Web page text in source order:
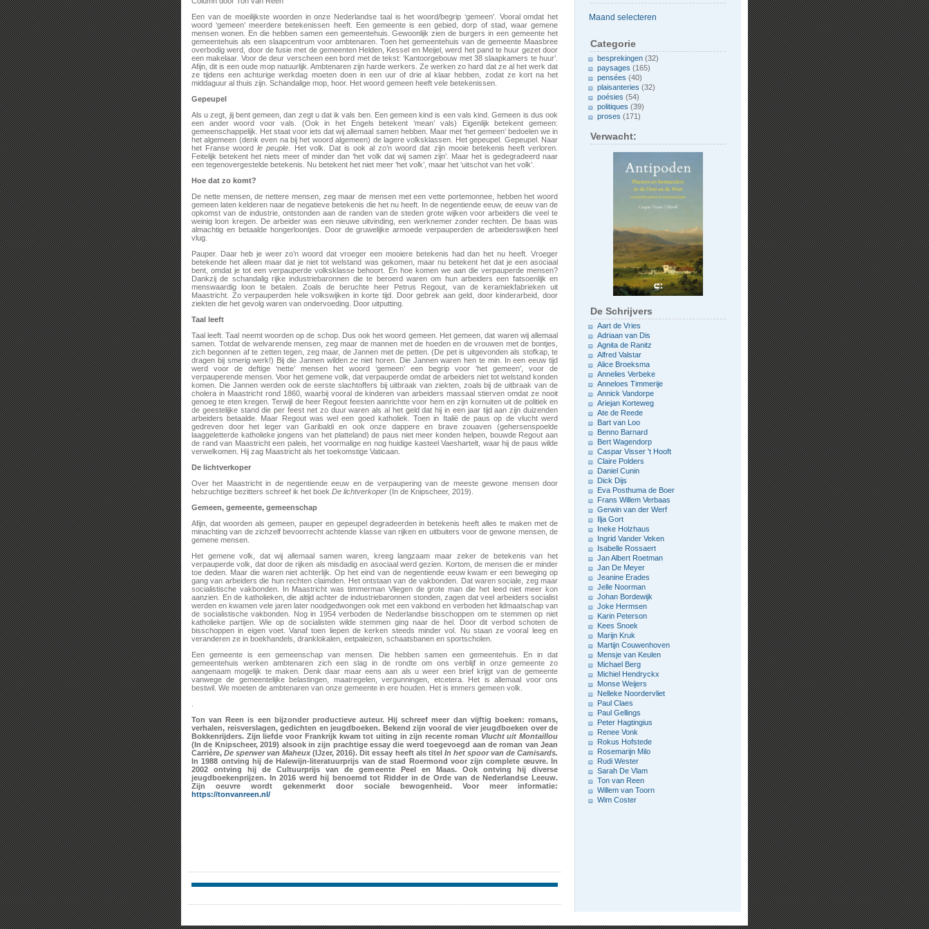
Een van de moeilijkste woorden in onze Nederlandse taal is het woord/begrip ‘gemeen’. Vooral omdat het
woord ‘gemeen’ meerdere betekenissen heeft. Een gemeente is een gebied, dorp of stad, waar gemene
mensen wonen. En die hebben samen een gemeentehuis. Gewoonlijk zien de burgers in een gemeente het
gemeentehuis als een slaapcentrum voor ambtenaren. Toen het gemeentehuis van de gemeente Maasbree
overbodig werd, door de fusie met de gemeenten Helden, Kessel en Meijel, werd het pand te huur gezet door
een makelaar. Voor de deur verscheen een bord met de tekst: ‘Kantoorgebouw met 38 slaapkamers te huur’.
Afijn, dit is een oude mop natuurlijk. Ambtenaren zijn harde werkers. Ze werken zo hard dat ze al het werk dat
ze tijdens een achturige werkdag moeten doen in een uur of drie al klaar hebben, zodat ze kort na het
middaguur al thuis zijn. Schandalige mop, hoor. Het woord gemeen heeft vele betekenissen.
Gepeupel
Als u zegt, jij bent gemeen, dan zegt u dat ik vals ben. Een gemeen kind is een vals kind. Gemeen is dus ook
een ander woord voor vals. (Ook in het Engels betekent ‘mean’ vals) Eigenlijk betekent gemeen:
gemeenschappelijk. Het staat voor iets dat wij allemaal samen hebben. Maar met ‘het gemeen’ bedoelen we in
het algemeen (denk even na bij het woord algemeen) de lagere volksklassen. Het gepeupel. Gepeupel. Naar
het Franse woordle peuple . Het volk. Dat is ook al zo’n woord dat zijn mooie betekenis heeft verloren.
Feitelijk betekent het niets meer of minder dan ‘het volk dat wij samen zijn’. Maar het is gedegradeerd naar
een tegenovergestelde betekenis. Nu betekent het niet meer ‘het volk’, maar het ‘uitschot van het volk’.
Hoe dat zo komt?
De nette mensen, de nettere mensen, zeg maar de mensen met een vette portemonnee, hebben het woord
gemeen laten kelderen naar de negatieve betekenis die het nu heeft. In de negentiende eeuw, de eeuw van de
opkomst van de industrie, ontstonden aan de randen van de steden grote wijken voor arbeiders die veel te
weinig loon kregen. De arbeider was een nieuwe uitvinding, een werknemer zonder rechten. De baas was
almachtig en betaalde hongerloontjes. Door de gruwelijke armoede verpauperden de arbeiderswijken heel
vlug.
Pauper. Daar heb je weer zo’n woord dat vroeger een mooiere betekenis had dan het nu heeft. Vroeger
betekende het alleen maar dat je niet tot welstand was gekomen, maar nu betekent het dat je een asociaal
bent, omdat je tot een verpauperde volksklasse behoort. En hoe komen we aan die verpauperde mensen?
Dankzij de schandalig rijke industriebaronnen die te beroerd waren om hun arbeiders een fatsoenlijk en
menswaardig loon te betalen. Zoals de beruchte heer Petrus Regout, van de keramiekfabrieken uit
Maastricht. Zo verpauperden hele volkswijken in korte tijd. Door gebrek aan geld, door kinderarbeid, door
ziekten die het gevolg waren van ondervoeding. Door uitputting.
Taal leeft
Taal leeft. Taal neemt woorden op de schop. Dus ook het woord gemeen. Het gemeen, dat waren wij allemaal
samen. Totdat de welvarende mensen, zeg maar de mannen met de hoeden en de vrouwen met de bontjes,
zich begonnen af te zetten tegen, zeg maar, de Jannen met de petten. (De pet is uitgevonden als stofkap, te
dragen bij smerig werk!) Bij die Jannen wilden ze niet horen. Die Jannen waren hen te min. In een eeuw tijd
werd voor de deftige ‘nette’ mensen het woord ‘gemeen’ een begrip voor ‘het gemeen’, voor de
verpauperende mensen. Voor het gemene volk, dat verpauperde omdat de arbeiders niet tot welstand konden
komen. Die Jannen werden ook de eerste slachtoffers bij uitbraak van ziekten, zoals bij de uitbraak van de
cholera in Maastricht rond 1860, waarbij vooral de kinderen van arbeiders massaal stierven omdat ze nooit
genoeg te eten kregen. Terwijl de heer Regout feesten aanrichtte voor hem en zijn kornuiten uit de politiek en
de geestelijke stand die per feest net zo duur waren als al het geld dat hij in een jaar tijd aan zijn duizenden
arbeiders betaalde. Maar Regout was wel een goed katholiek. Toen in Italië de paus op de vlucht werd
gedreven door het leger van Garibaldi en ook onze dappere en brave zouaven (gehersenspoelde
laaggeletterde katholieke jongens van het platteland) de paus niet meer konden helpen, bouwde Regout aan
de rand van Maastricht een paleis, het voormalige en nog huidige kasteel Vaeshartelt, waar hij de paus wilde
verwelkomen. Hij zag Maastricht als het toekomstige Vaticaan.
De lichtverkoper
Over het Maastricht in de negentiende eeuw en de verpaupering van de meeste gewone mensen door
hebzuchtige bezitters schreef ik het boek De lichtverkoper (In de Knipscheer, 2019).
Gemeen, gemeente, gemeenschap
Afijn, dat woorden als gemeen, pauper en gepeupel degradeerden in betekenis heeft alles te maken met de
minachting van de zichzelf bevoorrecht achtende klasse van rijken en uitbuiters voor de gewone mensen, de
gemene mensen.
Het gemene volk, dat wij allemaal samen waren, kreeg langzaam maar zeker de betekenis van het
verpauperde volk, dat door de rijken als misdadig en asociaal werd gezien. Kortom, de mensen die er minder
toe deden. Maar die waren niet achterlijk. Op het eind van de negentiende eeuw kwam er een beweging op
gang van arbeiders die hun rechten claimden. Het ontstaan van de vakbonden. Dat waren sociale, zeg maar
socialistische vakbonden. In Maastricht was timmerman Vliegen de grote man die het leed niet meer kon
aanzien. En de katholieken, die altijd achter de industriebaronnen stonden, zagen dat veel arbeiders socialist
werden en kwamen vele jaren later noodgedwongen ook met een vakbond en verboden het lidmaatschap van
de socialistische vakbonden. Nog in 1954 verboden de Nederlandse bisschoppen om te stemmen op niet
katholieke partijen. Wie op de socialisten wilde stemmen ging naar de hel. Door dit verbod schoten de
bisschoppen in eigen voet. Vanaf toen liepen de kerken steeds minder vol. Nu staan ze vooral leeg en
veranderen ze in boekhandels, dranklokalen, eetpaleizen, schaatsbanen en sportscholen.
Een gemeente is een gemeenschap van mensen. Die hebben samen een gemeentehuis. En in dat
gemeentehuis werken ambtenaren zich een slag in de rondte om ons verblijf in onze gemeente zo
aangenaam mogelijk te maken. Denk daar maar eens aan als u weer een brief krijgt van de gemeente
vanwege de gemeentelijke belastingen, maatregelen, vergunningen, etcetera. Het is allemaal voor ons
bestwil. We moeten de ambtenaren van onze gemeente in ere houden. Het is immers gemeen volk.
Ton van Reen is een bijzonder productieve auteur. Hij schreef meer dan vijftig boeken: romans,
verhalen, reisverslagen, gedichten en jeugdboeken. Bekend zijn vooral de vier jeugdboeken over de
Bokkenrijders. Zijn liefde voor Frankrijk kwam tot uiting in zijn recente roman Vlucht uit Montaillou
(In de Knipscheer, 2019) alsook in zijn prachtige essay die werd toegevoegd aan de roman van Jean
Carrière,De sperwer van Maheux (IJzer, 2016). Dit essay heeft als titel In het spoor van de Camisards.
In 1988 ontving hij de Halewijn-literatuurprijs van de stad Roermond voor zijn complete œuvre. In
2002 ontving hij de Cultuurprijs van de gemeente Peel en Maas. Ook ontving hij diverse
jeugdboekenprijzen. In 2016 werd hij benoemd tot Ridder in de Orde van de Nederlandse Leeuw.
Zijn oeuvre wordt gekenmerkt door sociale bewogenheid. Voor meer informatie:
https://tonvanreen.nl/
Categorie
besprekingen (32)
paysages (165)
pensées (40)
plaisanteries (32)
poésies (54)
politiques (39)
proses (171)
Verwacht:
De Schrijvers
Aart de Vries
Adriaan van Dis
Agnita de Ranitz
Alfred Valstar
Alice Broeksma
Annelies Verbeke
Anneloes Timmerije
Annick Vandorpe
Ariejan Korteweg
Ate de Reede
Bart van Loo
Benno Barnard
Bert Wagendorp
Caspar Visser 't Hooft
Claire Polders
Daniel Cunin
Dick Dijs
Eva Posthuma de Boer
Frans Willem Verbaas
Gerwin van der Werf
Ilja Gort
Ineke Holzhaus
Ingrid Vander Veken
Isabelle Rossaert
Jan Albert Roetman
Jan De Meyer
Jeanine Erades
Jelle Noorman
Johan Bordewijk
Joke Hermsen
Karin Peterson
Kees Snoek
Marijn Kruk
Martijn Couwenhoven
Mensje van Keulen
Michael Berg
Michiel Hendryckx
Monse Weijers
Nelleke Noordervliet
Paul Claes
Paul Gellings
Peter Hagtingius
Renee Vonk
Rokus Hofstede
Rosemarijn Milo
Rudi Wester
Sarah De Vlam
Ton van Reen
Willem van Toorn
Wim Coster